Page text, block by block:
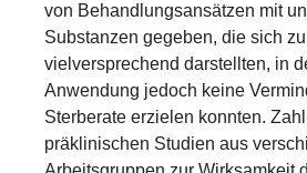
von Behandlungsansätzen mit
Substanzen gegeben, die sich
vielversprechend darstellten, in
Anwendung jedoch keine
Sterberate erzielen konnten.
präklinischen Studien aus